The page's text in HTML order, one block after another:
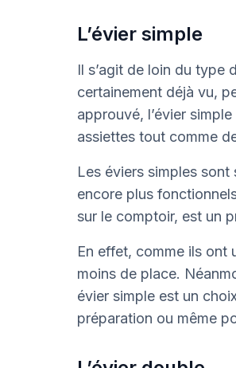
L’évier simple
Il s’agit de loin du type
certainement déjà vu,
approuvé, l’évier
assiettes tout comme
Les éviers simples
encore plus
sur le comptoir, est un
En effet, comme ils ont
moins de place.
évier simple est un
préparation ou même